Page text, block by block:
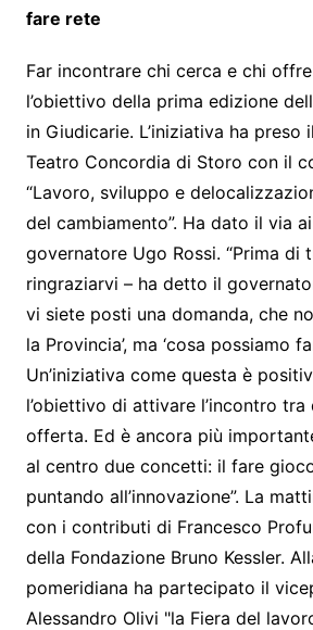
fare rete
Far incontrare chi cerca e chi
l’obiettivo della prima edizione
in Giudicarie. L’iniziativa ha preso
Teatro Concordia di Storo con il
“Lavoro, sviluppo e
del cambiamento”. Ha dato il via
governatore Ugo Rossi. “Prima di
ringraziarvi – ha detto il
vi siete posti una domanda, che
la Provincia’, ma ‘cosa possiamo
Un’iniziativa come questa è
l’obiettivo di attivare l’incontro tra
offerta. Ed è ancora più
al centro due concetti: il fare
puntando all’innovazione”. La
con i contributi di Francesco
della Fondazione Bruno Kessler.
pomeridiana ha partecipato il
Alessandro Olivi "la Fiera del